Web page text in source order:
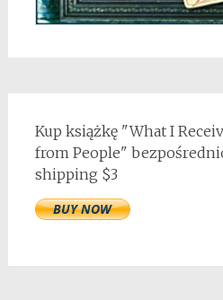
Kup książkę "What I
from People"
shipping $3